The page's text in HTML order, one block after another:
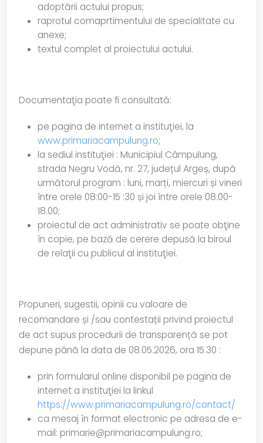
adoptării actului propus;
raprotul comaprtimentului de specialitate cu
anexe;
textul complet al proiectului actului.
Documentaţia poate fi consultată:
pe pagina de internet a instituţiei, la
www.primariacampulung.ro;
la sediul instituţiei : Municipiul Câmpulung,
strada Negru Vodă, nr. 27, județul Argeș, după
următorul program : luni, marți, miercuri și vineri
între orele 08:00-15 :30 și joi între orele 08.00-
18.00;
proiectul de act administrativ se poate obţine
în copie, pe bază de cerere depusă la biroul
de relaţii cu publicul al instituţiei.
Propuneri, sugestii, opinii cu valoare de
recomandare și /sau contestații privind proiectul
de act supus procedurii de transparență se pot
depune până la data de 08.05.2026, ora 15.30 :
prin formularul online disponibil pe pagina de
internet a instituţiei la linkul
https://www.primariacampulung.ro/contact/
ca mesaj în format electronic pe adresa de e-
mail: primarie@primariacampulung.ro;